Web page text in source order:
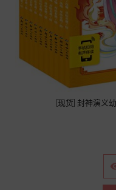
[现货] 封神演义